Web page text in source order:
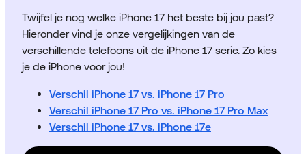
Twijfel je nog welke iPhone 17 het beste bij jou past?
Hieronder vind je onze vergelijkingen van de
verschillende telefoons uit de iPhone 17 serie. Zo kies
je de iPhone voor jou!
Verschil iPhone 17 vs. iPhone 17 Pro
Verschil iPhone 17 Pro vs. iPhone 17 Pro Max
Verschil iPhone 17 vs. iPhone 17e